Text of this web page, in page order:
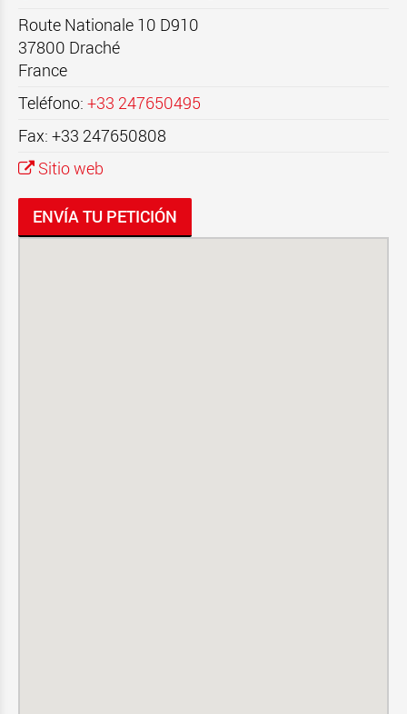
Route Nationale 10 D910
37800 Draché
France
Teléfono: +33 247650495
Fax: +33 247650808
Sitio web
ENVÍA TU PETICIÓN